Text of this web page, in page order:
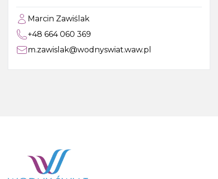
Marcin Zawiślak
+48 664 060 369
m.zawislak@wodnyswiat.waw.pl